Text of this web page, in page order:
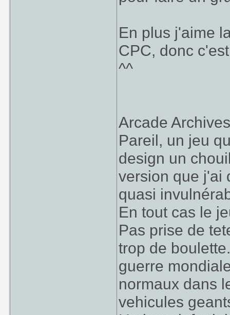
En plus j'aime
CPC, donc
^^
Arcade
Pareil, un jeu
design un
version que j'ai
quasi
En tout cas le
Pas prise de
trop de
guerre
normaux dans
vehicules